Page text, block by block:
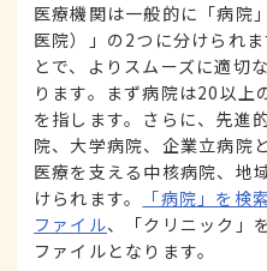
医療機関は一般的に「病院
医院）」の2つに分けられ
とで、よりスムーズに適切
ります。まず病院は20以上
を指します。さらに、先進
院、大学病院、企業立病院
医療を支える中核病院、地
けられます。
「病院」を検
ファイル、「クリニック」
ファイルとなります。